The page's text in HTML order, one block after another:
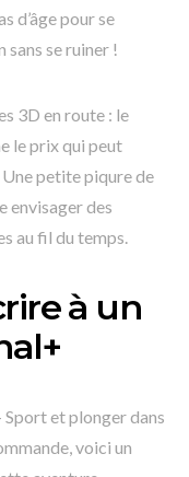
d’âge pour se
sans se ruiner !
3D en route : le
le prix qui peut
petite piqure de
envisager des
au fil du temps.
à un
Sport et plonger dans
voici un